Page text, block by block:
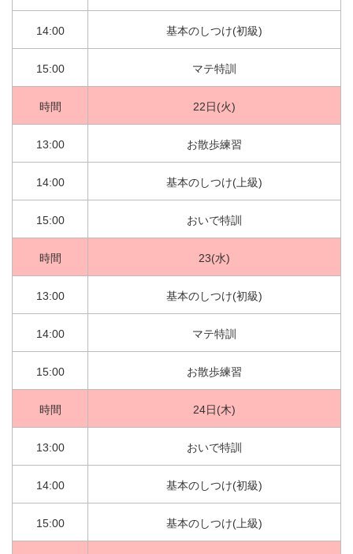
14:00 基本のしつけ(初級)
15:00 マテ特訓
時間 22日(火)
13:00 お散歩練習
14:00 基本のしつけ(上級)
15:00 おいで特訓
時間 23(水)
13:00 基本のしつけ(初級)
14:00 マテ特訓
15:00 お散歩練習
時間 24日(木)
13:00 おいで特訓
14:00 基本のしつけ(初級)
15:00 基本のしつけ(上級)